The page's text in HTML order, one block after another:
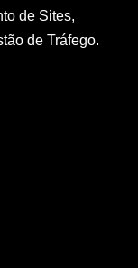
de Sites,
de Tráfego.